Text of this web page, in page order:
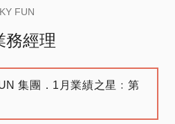
FUN
務經理
集團．1月業績之星﹕第